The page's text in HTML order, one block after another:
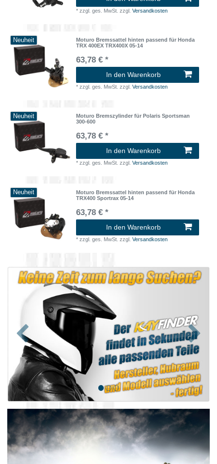
*zzgl. ges. MwSt. zzgl.Versandkosten
Neuheit
Moturo Bremssattel hinten passend für Honda
TRX 400EX TRX400X 05-14
63,78 € *
In den Warenkorb
*zzgl. ges. MwSt. zzgl.Versandkosten
Neuheit
Moturo Bremszylinder für Polaris Sportsman
300-600
63,78 € *
In den Warenkorb
*zzgl. ges. MwSt. zzgl.Versandkosten
Neuheit
Moturo Bremssattel hinten passend für Honda
TRX400 Sportrax 05-14
63,78 € *
In den Warenkorb
*zzgl. ges. MwSt. zzgl.Versandkosten
Zurück